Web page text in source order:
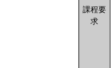
課程要
求